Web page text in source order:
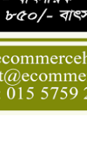
বেসিক কোর্স
সুমন